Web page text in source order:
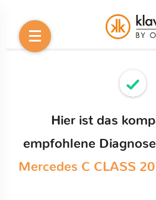
Hier ist das
empfohlene
Mercedes C CLASS